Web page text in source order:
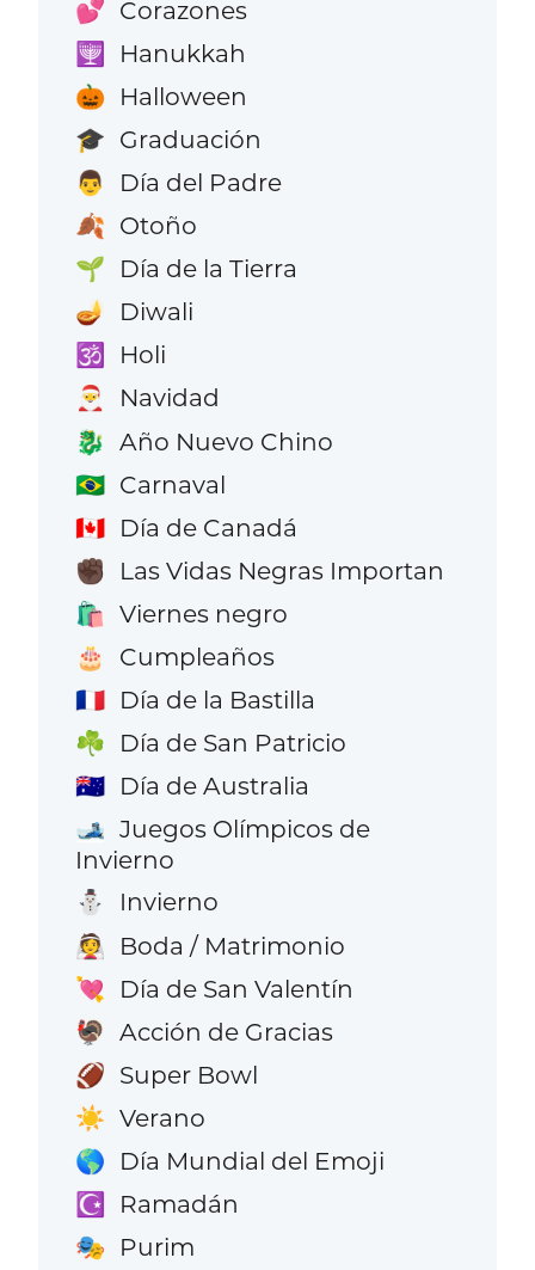
💕 Corazones
🕎 Hanukkah
🎃 Halloween
🎓 Graduación
👨 Día del Padre
🍂 Otoño
🌱 Día de la Tierra
🪔 Diwali
🕉️ Holi
🎅 Navidad
🐉 Año Nuevo Chino
🇧🇷 Carnaval
🇨🇦 Día de Canadá
✊🏿 Las Vidas Negras Importan
🛍️ Viernes negro
🎂 Cumpleaños
🇫🇷 Día de la Bastilla
☘️ Día de San Patricio
🇦🇺 Día de Australia
🎿 Juegos Olímpicos de
Invierno
⛄ Invierno
👰 Boda / Matrimonio
💘 Día de San Valentín
🦃 Acción de Gracias
🏈 Super Bowl
☀️ Verano
🌎 Día Mundial del Emoji
☪️ Ramadán
🎭 Purim